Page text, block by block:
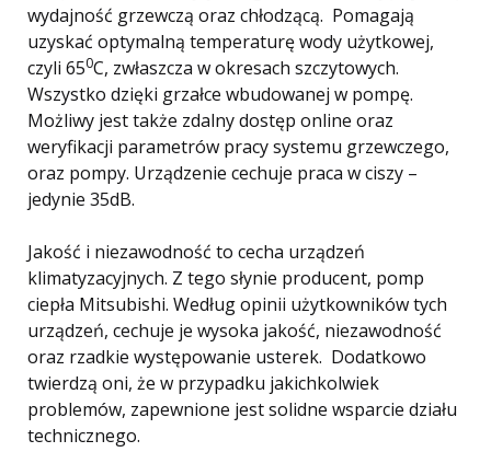
wydajność grzewczą oraz chłodzącą. Pomagają
uzyskać optymalną temperaturę wody użytkowej,
czyli 650C, zwłaszcza w okresach szczytowych.
Wszystko dzięki grzałce wbudowanej w pompę.
Możliwy jest także zdalny dostęp online oraz
weryfikacji parametrów pracy systemu grzewczego,
oraz pompy. Urządzenie cechuje praca w ciszy –
jedynie 35dB.
Jakość i niezawodność to cecha urządzeń
klimatyzacyjnych. Z tego słynie producent, pomp
ciepła Mitsubishi. Według opinii użytkowników tych
urządzeń, cechuje je wysoka jakość, niezawodność
oraz rzadkie występowanie usterek. Dodatkowo
twierdzą oni, że w przypadku jakichkolwiek
problemów, zapewnione jest solidne wsparcie działu
technicznego.